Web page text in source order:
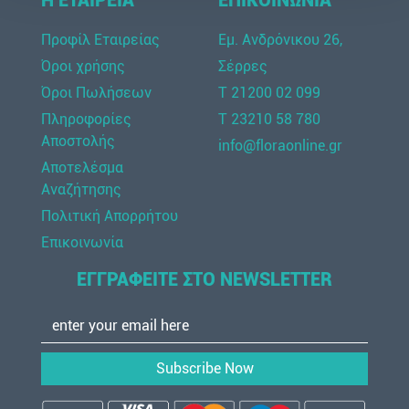
Προφίλ Εταιρείας
Όροι χρήσης
Όροι Πωλήσεων
Πληροφορίες
Αποστολής
Αποτελέσμα
Αναζήτησης
Πολιτική Απορρήτου
Επικοινωνία
Εμ. Ανδρόνικου 26,
Σέρρες
Τ 21200 02 099
Τ 23210 58 780
info@floraonline.gr
ΕΓΓΡΑΦΕΙΤΕ ΣΤΟ NEWSLETTER
Subscribe Now